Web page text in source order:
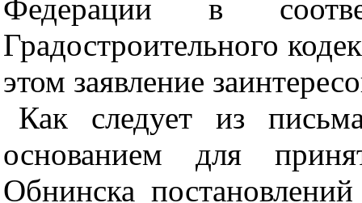
Федерации в
Градостроительного
этом заявление
Как следует из
основанием для
Обнинска